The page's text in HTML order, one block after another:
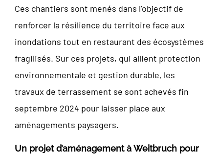
Ces chantiers sont menés dans l’objectif de
renforcer la résilience du territoire face aux
inondations tout en restaurant des écosystèmes
fragilisés. Sur ces projets, qui allient protection
environnementale et gestion durable, les
travaux de terrassement se sont achevés fin
septembre 2024 pour laisser place aux
aménagements paysagers.
Un projet d’aménagement à Weitbruch pour